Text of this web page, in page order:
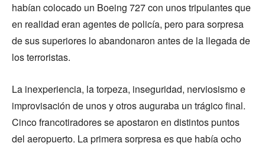
habían colocado un Boeing 727 con unos tripulantes que
en realidad eran agentes de policía, pero para sorpresa
de sus superiores lo abandonaron antes de la llegada de
los terroristas.
La inexperiencia, la torpeza, inseguridad, nerviosismo e
improvisación de unos y otros auguraba un trágico final.
Cinco francotiradores se apostaron en distintos puntos
del aeropuerto. La primera sorpresa es que había ocho